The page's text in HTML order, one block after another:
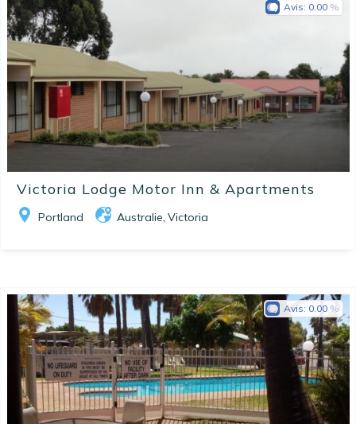
Victoria Lodge Motor Inn & Apartments
Portland Australie, Victoria
Avis: 0.00
Avis: 0.00